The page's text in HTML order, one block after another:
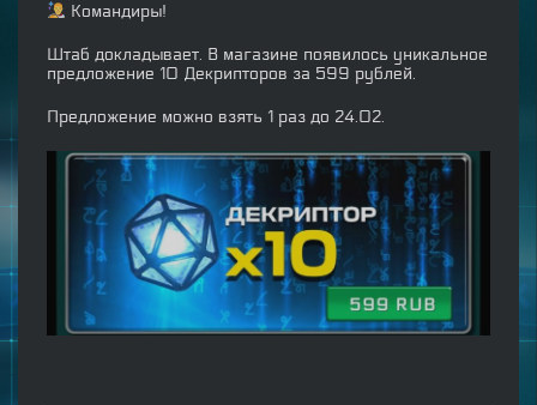
Командиры!
Штаб докладывает. В магазине появилось уникальное
предложение 10 Декрипторов за 599 рублей.
Предложение можно взять 1 раз до 24.02.